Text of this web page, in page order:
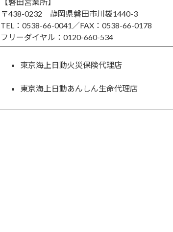
〒438-0232 静岡県磐田市川袋1440-3
TEL：0538-66-0041／FAX：0538-66-0178
フリーダイヤル：0120-660-534
東京海上日動火災保険代理店
東京海上日動あんしん生命代理店